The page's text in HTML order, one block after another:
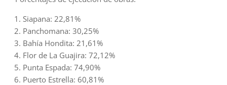
Siapana: 22,81%
Panchomana: 30,25%
Bahía Hondita: 21,61%
Flor de La Guajira: 72,12%
Punta Espada: 74,90%
Puerto Estrella: 60,81%